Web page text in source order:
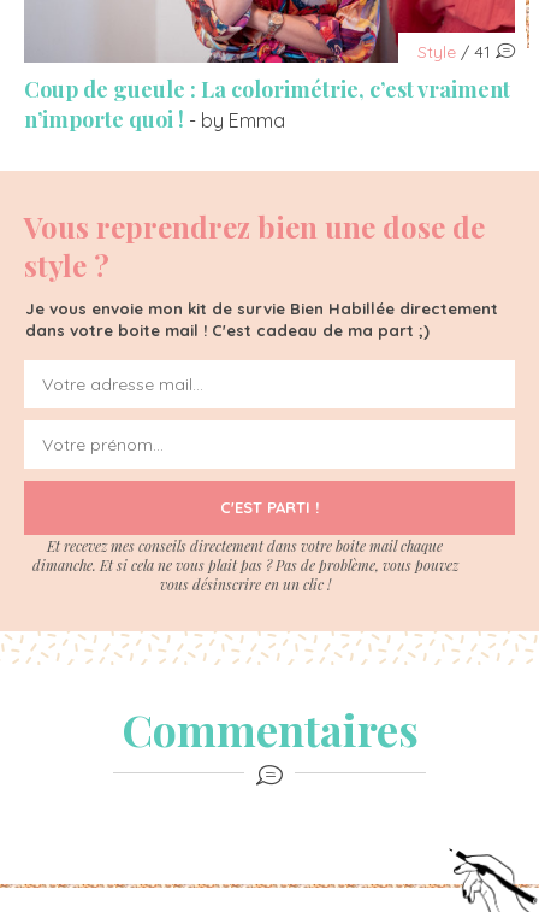
Style / 41
Coup de gueule : La colorimétrie, c’est vraiment
n’importe quoi ! - by Emma
Vous reprendrez bien une dose de
style ?
Je vous envoie mon kit de survie Bien Habillée directement
dans votre boite mail ! C'est cadeau de ma part ;)
C'EST PARTI !
Et recevez mes conseils directement dans votre boite mail chaque
dimanche. Et si cela ne vous plait pas ? Pas de problème, vous pouvez
vous désinscrire en un clic !
Commentaires